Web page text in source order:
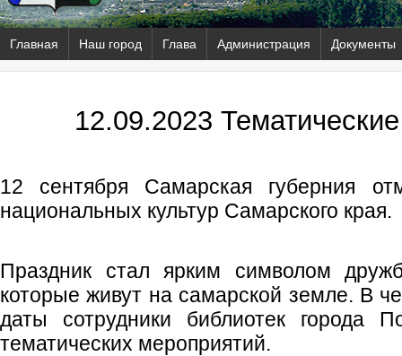
Главная Наш город Глава Администрация Документы
12.09.2023
12 сентября Самарская губерния
национальных культур Самарского края.
Праздник стал ярким символом
которые живут на самарской земле. В
даты сотрудники библиотек города
тематических мероприятий.